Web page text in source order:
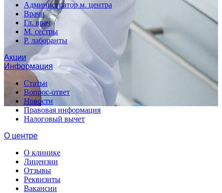
Администратор м. центра
Врачи
Гл. врач
М. сестры
Р. лаборанты
Акции
Информация
Статьи
Вопрос-ответ
Новости
Правовая информация
Налоговый вычет
О центре
О клинике
Лицензии
Отзывы
Реквизиты
Вакансии